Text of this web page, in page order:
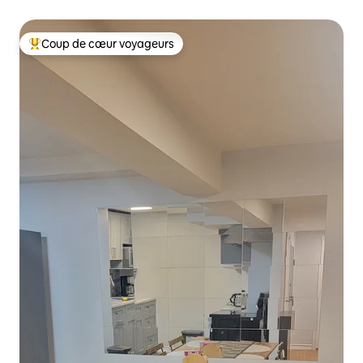
Coup de cœur voyageurs parmi les plus aimés
Coup de cœur voyageurs